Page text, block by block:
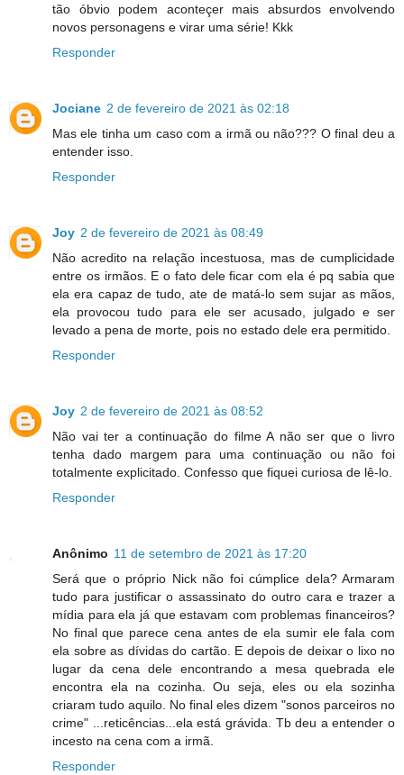
tão óbvio podem aconteçer mais absurdos envolvendo
novos personagens e virar uma série! Kkk
Responder
Jociane 2 de fevereiro de 2021 às 02:18
Mas ele tinha um caso com a irmã ou não??? O final deu a
entender isso.
Responder
Joy 2 de fevereiro de 2021 às 08:49
Não acredito na relação incestuosa, mas de cumplicidade
entre os irmãos. E o fato dele ficar com ela é pq sabia que
ela era capaz de tudo, ate de matá-lo sem sujar as mãos,
ela provocou tudo para ele ser acusado, julgado e ser
levado a pena de morte, pois no estado dele era permitido.
Responder
Joy 2 de fevereiro de 2021 às 08:52
Não vai ter a continuação do filme A não ser que o livro
tenha dado margem para uma continuação ou não foi
totalmente explicitado. Confesso que fiquei curiosa de lê-lo.
Responder
Anônimo 11 de setembro de 2021 às 17:20
Será que o próprio Nick não foi cúmplice dela? Armaram
tudo para justificar o assassinato do outro cara e trazer a
mídia para ela já que estavam com problemas financeiros?
No final que parece cena antes de ela sumir ele fala com
ela sobre as dívidas do cartão. E depois de deixar o lixo no
lugar da cena dele encontrando a mesa quebrada ele
encontra ela na cozinha. Ou seja, eles ou ela sozinha
criaram tudo aquilo. No final eles dizem "sonos parceiros no
crime" ...reticências...ela está grávida. Tb deu a entender o
incesto na cena com a irmã.
Responder